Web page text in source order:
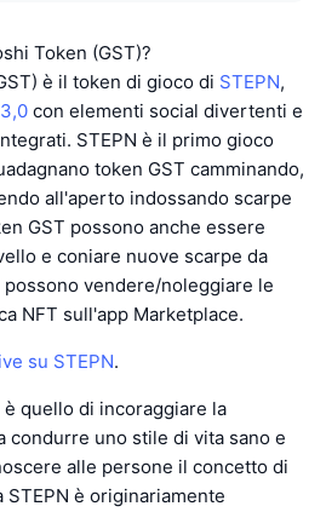
Token (GST)?
è il token di gioco di STEPN,
con elementi social divertenti e
STEPN è il primo gioco
token GST camminando,
all'aperto indossando scarpe
GST possono anche essere
e coniare nuove scarpe da
vendere/noleggiare le
NFT sull'app Marketplace.
su STEPN.
quello di incoraggiare la
condurre uno stile di vita sano e
alle persone il concetto di
STEPN è originariamente